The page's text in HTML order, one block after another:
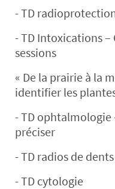
- TD
- TD Intoxications –
sessions
« De la prairie à la
identifier les
- TD ophtalmologie
préciser
- TD radios de
- TD cytologie